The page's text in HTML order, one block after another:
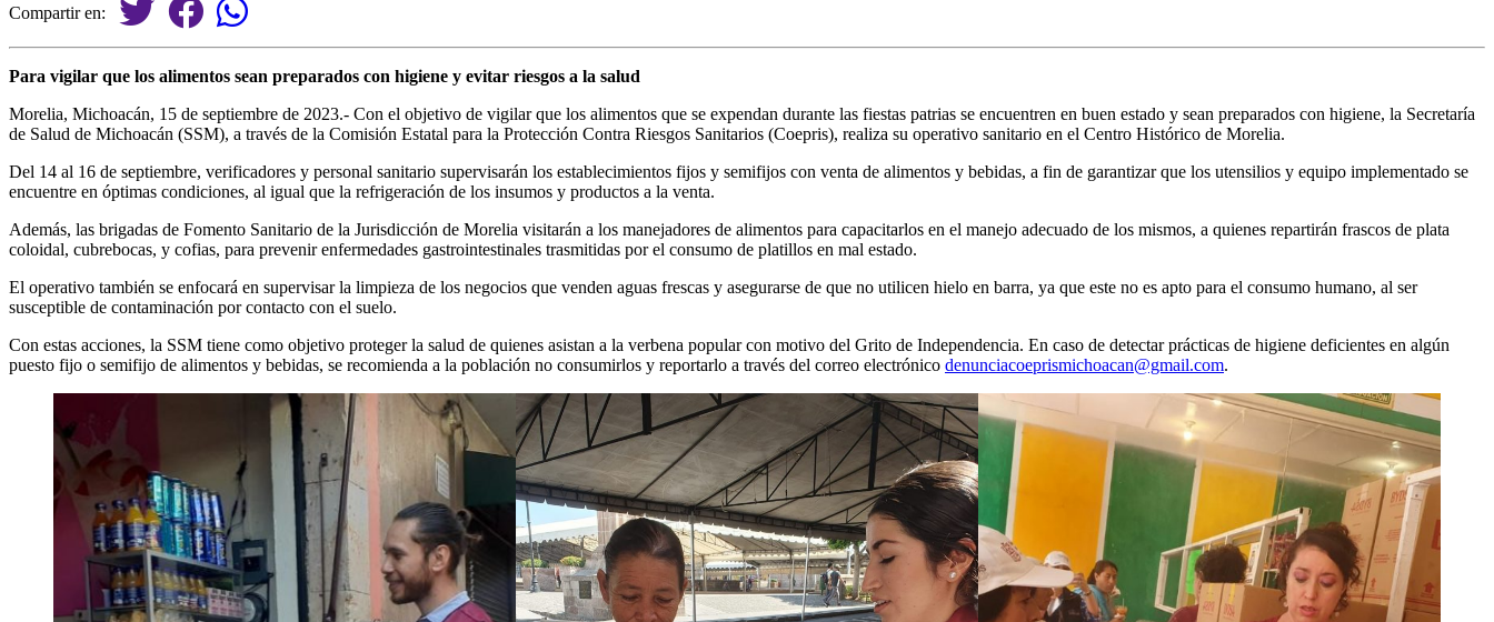
Compartir en:
Para vigilar que los alimentos sean preparados con higiene y evitar riesgos a la salud
Morelia, Michoacán, 15 de septiembre de 2023.- Con el objetivo de vigilar que los alimentos que se expendan durante las fiestas patrias se encuentren en buen estado y sean preparados con higiene, la Secretaría
de Salud de Michoacán (SSM), a través de la Comisión Estatal para la Protección Contra Riesgos Sanitarios (Coepris), realiza su operativo sanitario en el Centro Histórico de Morelia.
Del 14 al 16 de septiembre, verificadores y personal sanitario supervisarán los establecimientos fijos y semifijos con venta de alimentos y bebidas, a fin de garantizar que los utensilios y equipo implementado se
encuentre en óptimas condiciones, al igual que la refrigeración de los insumos y productos a la venta.
Además, las brigadas de Fomento Sanitario de la Jurisdicción de Morelia visitarán a los manejadores de alimentos para capacitarlos en el manejo adecuado de los mismos, a quienes repartirán frascos de plata
coloidal, cubrebocas, y cofias, para prevenir enfermedades gastrointestinales trasmitidas por el consumo de platillos en mal estado.
El operativo también se enfocará en supervisar la limpieza de los negocios que venden aguas frescas y asegurarse de que no utilicen hielo en barra, ya que este no es apto para el consumo humano, al ser
susceptible de contaminación por contacto con el suelo.
Con estas acciones, la SSM tiene como objetivo proteger la salud de quienes asistan a la verbena popular con motivo del Grito de Independencia. En caso de detectar prácticas de higiene deficientes en algún
puesto fijo o semifijo de alimentos y bebidas, se recomienda a la población no consumirlos y reportarlo a través del correo electrónico denunciacoeprismichoacan@gmail.com.